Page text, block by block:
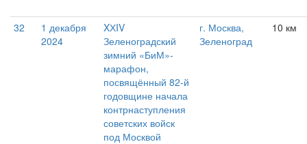
32
1 декабря
2024
XХIV
Зеленоградский
зимний «БиМ»-
марафон,
посвящённый 82-й
годовщине начала
контрнаступления
советских войск
под Москвой
г. Москва,
Зеленоград
10 км